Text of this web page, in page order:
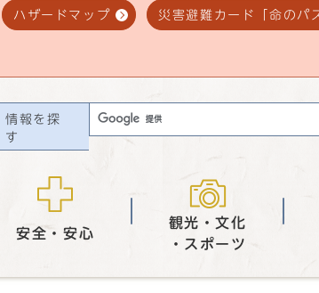
ハザードマップ 災害避難カード「命のパ
情報を探
す
安全・安心
観光・文化
・スポーツ